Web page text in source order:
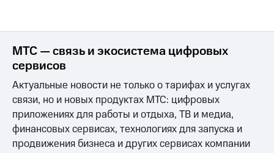
регионе
и акционерам
Корпоративное
Корпоративный
секретарь
Раскрытие
информации
Информация
МТС — связь и экосистема цифровых
сервисов
Актуальные новости не только о тарифах и услугах
связи, но и новых продуктах МТС: цифровых
приложениях для работы и отдыха, ТВ и медиа,
финансовых сервисах, технологиях для запуска и
продвижения бизнеса и других сервисах компании